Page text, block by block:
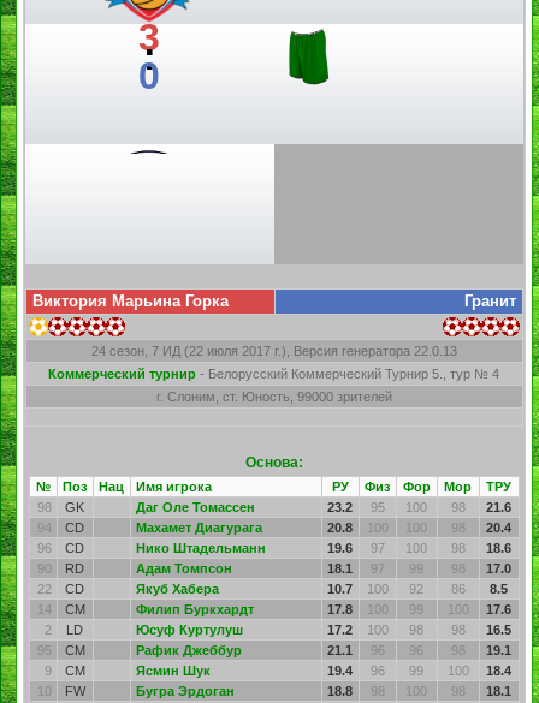
3
:
0
Виктория Марьина Горка Гранит
24 сезон, 7 ИД (22 июля 2017 г.), Версия генератора 22.0.13
Коммерческий турнир - Белорусский Коммерческий Турнир 5., тур № 4
г. Слоним, ст. Юность, 99000 зрителей
Основа:
№ Поз Нац Имя игрока РУ Физ Фор Мор
ТРУ
98
GK Даг Оле Томассен 23.2 95 100 98
21.6
94
CD Махамет Диагурага 20.8 100 100 98
20.4
96
CD Нико Штадельманн 19.6 97 100 98
18.6
90
RD Адам Томпсон 18.1 97 99 98
17.0
22
CD Якуб Хабера 10.7 100 92 86
8.5
14
CM Филип Буркхардт 17.8 100 99 100
17.6
2
LD Юсуф Куртулуш 17.2 100 98 98
16.5
95
CM Рафик Джеббур 21.1 96 96 98
19.1
9
CM Ясмин Шук 19.4 96 99 100
18.4
10
FW Бугра Эрдоган 18.8 98 100 98
18.1